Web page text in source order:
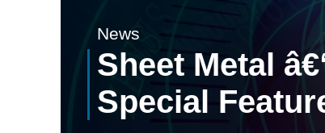
News
Sheet Metal
Special